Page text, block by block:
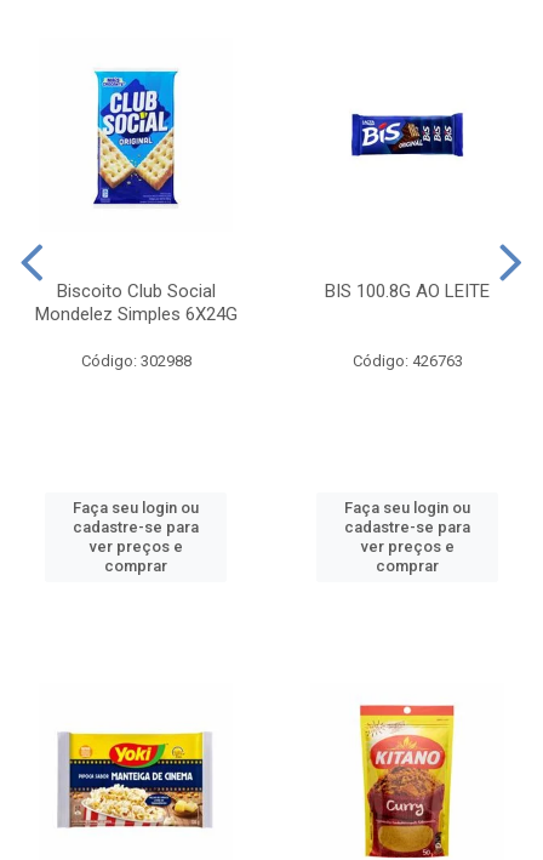
Biscoito Club Social
Mondelez Simples 6X24G
Código: 302988
Faça seu login ou
cadastre-se para
ver preços e
comprar
BIS 100.8G AO LEITE
Código: 426763
Faça seu login ou
cadastre-se para
ver preços e
comprar